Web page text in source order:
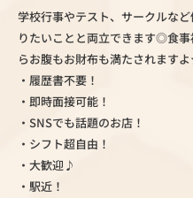
学校行事やテスト、サークルな
りたいことと両立できます◎食
らお腹もお財布も満たされます
・履歴書不要！
・即時面接可能！
・SNSでも話題のお店！
・シフト超自由！
・大歓迎♪
・駅近！